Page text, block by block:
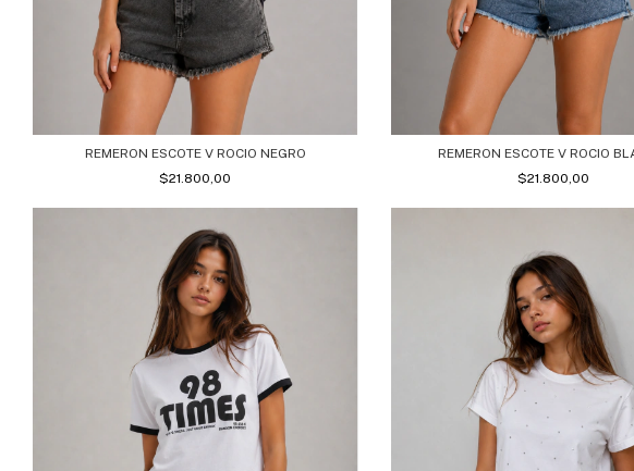
REMERON ESCOTE V ROCIO NEGRO
$21.800,00
REMERON ESCOTE V ROCIO
$21.800,00